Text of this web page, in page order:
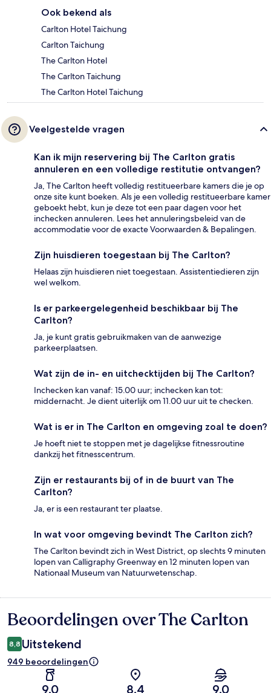
Ook bekend als
Carlton Hotel Taichung
Carlton Taichung
The Carlton Hotel
The Carlton Taichung
The Carlton Hotel Taichung
Veelgestelde vragen
Kan ik mijn reservering bij The Carlton gratis
annuleren en een volledige restitutie ontvangen?
Ja, The Carlton heeft volledig restitueerbare kamers die je op
onze site kunt boeken. Als je een volledig restitueerbare kamer
geboekt hebt, kun je deze tot een paar dagen voor het
inchecken annuleren. Lees het annuleringsbeleid van de
accommodatie voor de exacte Voorwaarden & Bepalingen.
Zijn huisdieren toegestaan bij The Carlton?
Helaas zijn huisdieren niet toegestaan. Assistentiedieren zijn
wel welkom.
Is er parkeergelegenheid beschikbaar bij The
Carlton?
Ja, je kunt gratis gebruikmaken van de aanwezige
parkeerplaatsen.
Wat zijn de in- en uitchecktijden bij The Carlton?
Inchecken kan vanaf: 15.00 uur; inchecken kan tot:
middernacht. Je dient uiterlijk om 11.00 uur uit te checken.
Wat is er in The Carlton en omgeving zoal te doen?
Je hoeft niet te stoppen met je dagelijkse fitnessroutine
dankzij het fitnesscentrum.
Zijn er restaurants bij of in de buurt van The
Carlton?
Ja, er is een restaurant ter plaatse.
In wat voor omgeving bevindt The Carlton zich?
The Carlton bevindt zich in West District, op slechts 9 minuten
lopen van Calligraphy Greenway en 12 minuten lopen van
Nationaal Museum van Natuurwetenschap.
Beoordelingen
Beoordelingen over The Carlton
8,8 Uitstekend
949 beoordelingen
9,0 8,4 9,0